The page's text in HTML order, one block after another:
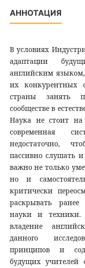
АННОТАЦИЯ
В условиях
адаптации
английским
их конкурентных
страны занять
сообществе в
Наука не стоит на
современная
недостаточно,
пассивно слушать
важно не только
но и
критически
раскрывать ранее
науки и техники.
владение
данного
принципов и
будущих